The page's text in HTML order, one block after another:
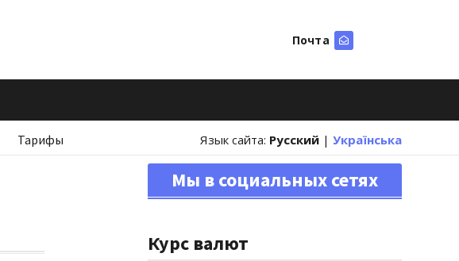
Почта
Тарифы Язык сайта: Русский | Українська
Мы в социальных сетях
Курс валют